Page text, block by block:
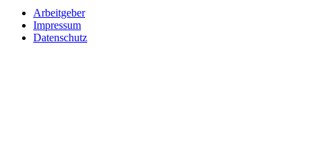
Arbeitgeber
Impressum
Datenschutz